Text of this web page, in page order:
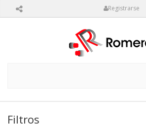
Registrarse
Filtros